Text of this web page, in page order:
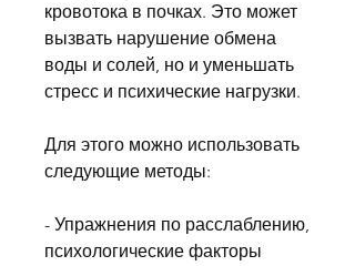
кровотока в почках. Это может
вызвать нарушение обмена
воды и солей, но и уменьшать
стресс и психические нагрузки.
Для этого можно использовать
следующие методы:
- Упражнения по расслаблению,
психологические факторы